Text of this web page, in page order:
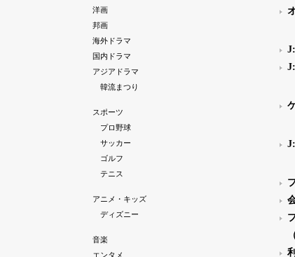
洋画
邦画
海外ドラマ
国内ドラマ
アジアドラマ
韓流まつり
スポーツ
プロ野球
サッカー
ゴルフ
テニス
アニメ・キッズ
ディズニー
音楽
エンタメ